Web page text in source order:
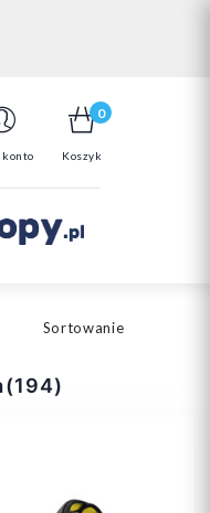
zwrot*
konto
0
Koszyk
Sortowanie